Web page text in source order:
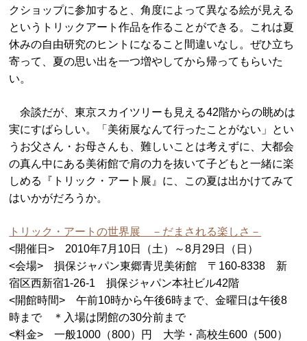
クショップに参加すると、角度によって異なる絵が見える
というトリックアート作品を作ることができる。これは夏
休みの自由研究のヒントになること間違いなし。ぜひ立ち
寄って、夏の思い出を一つ増やしてから帰ってもらいた
い。
余談だが、東京スカイツリーも見える42階からの眺めは
実にすばらしい。「美術展なんて行ったことがない」とい
うお父さん・お母さんも、難しいことは考えずに、大都会
の真ん中にある美術館で肩の力を抜いて子どもと一緒に楽
しめる『トリック・アート展』に、この夏は出かけてみて
はいかがだろうか。
トリック・アートの世界展 －だまされる楽しさ－
<開催日> 2010年7月10日（土）～8月29日（日）
<会場> 損保ジャパン東郷青児美術館 〒160-8338 新
宿区西新宿1-26-1 損保ジャパン本社ビル42階
<開館時間> 午前10時から午後6時まで、金曜日は午後8
時まで ＊入場は閉館の30分前まで
<料金> 一般1000（800）円 大学・高校生600（500）